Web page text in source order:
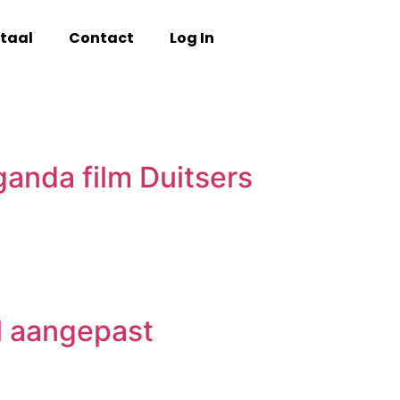
Contact Log In
film Duitsers
aangepast